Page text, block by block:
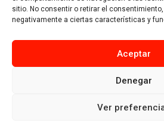
sitio. No consentir o retirar el
negativamente a ciertas características y
Aceptar
Denegar
Ver